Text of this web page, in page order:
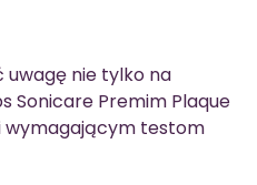
nie tylko na
Sonicare Premim Plaque
wymagającym testom